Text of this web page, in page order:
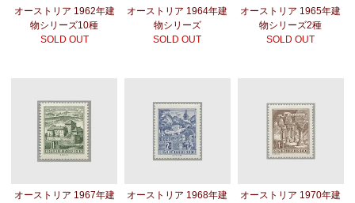
オーストリア 1962年建
物シリーズ10種
SOLD OUT
オーストリア 1964年建
物シリーズ
SOLD OUT
オーストリア 1965年建
物シリーズ2種
SOLD OUT
オーストリア 1967年建
オーストリア 1968年建
オーストリア 1970年建